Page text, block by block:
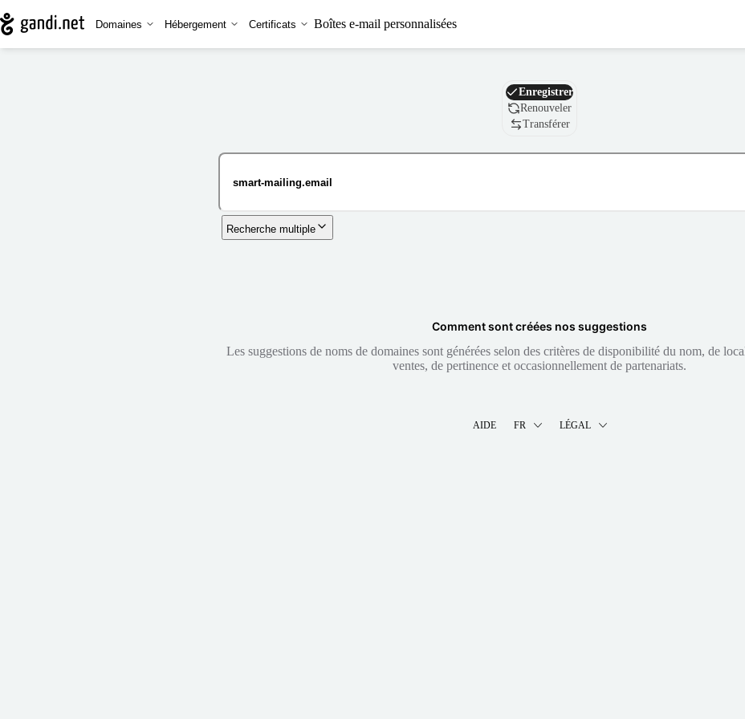
Domaines Hébergement Certificats Boîtes e-mail personnalisées
Nom de domaine
Enregistrer
Renouveler
Transférer
Recherche multiple
Comment sont créées nos suggestions
Les suggestions de noms de domaines sont générées selon des critères de disponibilité du nom, de
ventes, de pertinence et occasionnellement de partenariats.
AIDE FR LÉGAL